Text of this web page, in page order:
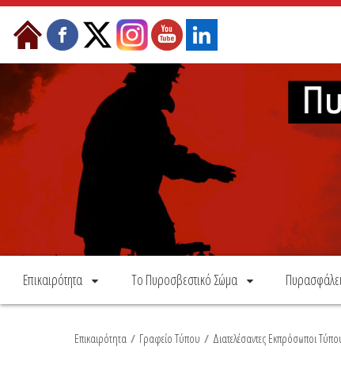
Skip to Content
Επικαιρότητα Το Πυροσβεστικό Σώμα
Επικαιρότητα / Γραφείο Τύπου / Διατελέσαντες Εκπρόσωποι